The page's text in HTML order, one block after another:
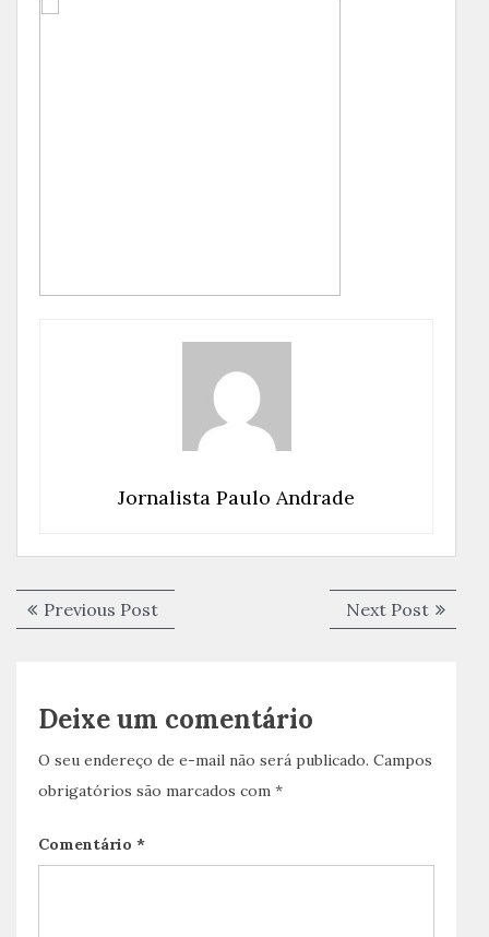
Jornalista Paulo Andrade
Navegação
de
Previous PostPrevious
post:
Next PostNext
post:
Deixe um comentário
O seu endereço de e-mail não será publicado. Campos
obrigatórios são marcados com *
Comentário *